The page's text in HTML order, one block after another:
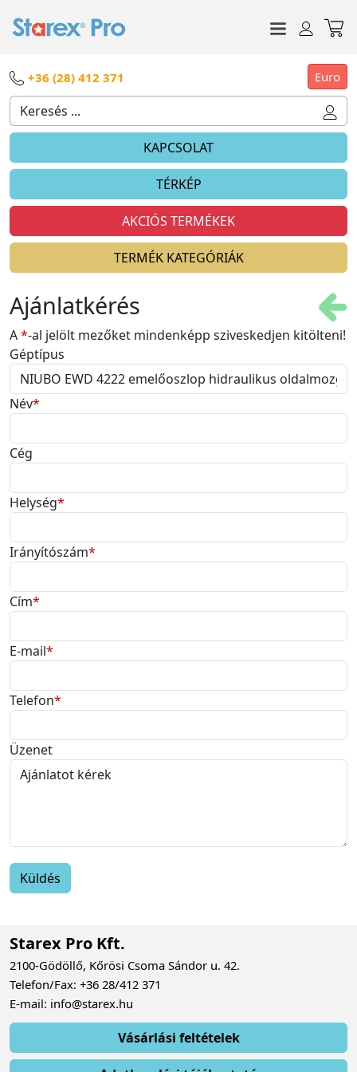
+36 (28) 412 371 Euro
KAPCSOLAT
TÉRKÉP
AKCIÓS TERMÉKEK
TERMÉK KATEGÓRIÁK
Ajánlatkérés
A*-al jelölt mezőket mindenképp sziveskedjen kitölteni!
Géptípus
Név*
Cég
Helység*
Irányítószám*
Cím*
E-mail*
Telefon*
Üzenet
Starex Pro Kft.
2100-Gödöllő, Kőrösi Csoma Sándor u. 42.
Telefon/Fax: +36 28/412 371
E-mail: info@starex.hu
Vásárlási feltételek